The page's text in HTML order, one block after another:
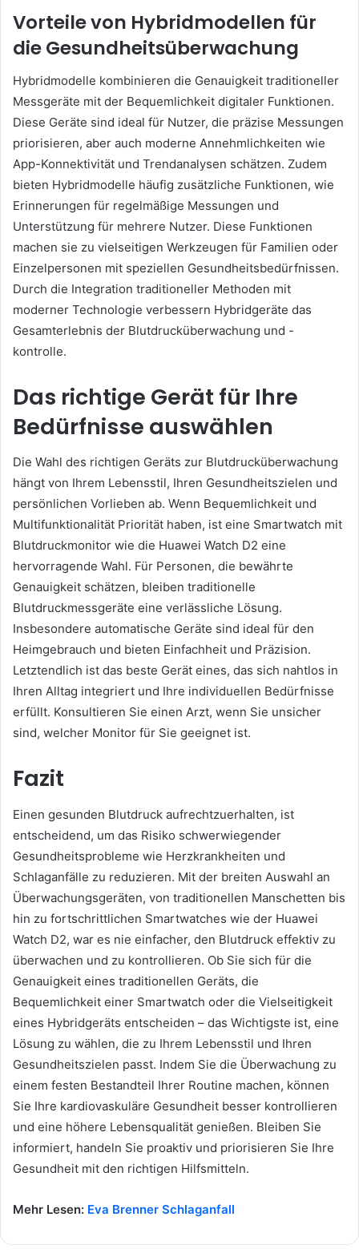
Vorteile von Hybridmodellen für
die Gesundheitsüberwachung
Hybridmodelle kombinieren die Genauigkeit traditioneller
Messgeräte mit der Bequemlichkeit digitaler Funktionen.
Diese Geräte sind ideal für Nutzer, die präzise Messungen
priorisieren, aber auch moderne Annehmlichkeiten wie
App-Konnektivität und Trendanalysen schätzen. Zudem
bieten Hybridmodelle häufig zusätzliche Funktionen, wie
Erinnerungen für regelmäßige Messungen und
Unterstützung für mehrere Nutzer. Diese Funktionen
machen sie zu vielseitigen Werkzeugen für Familien oder
Einzelpersonen mit speziellen Gesundheitsbedürfnissen.
Durch die Integration traditioneller Methoden mit
moderner Technologie verbessern Hybridgeräte das
Gesamterlebnis der Blutdrucküberwachung und -
kontrolle.
Das richtige Gerät für Ihre
Bedürfnisse auswählen
Die Wahl des richtigen Geräts zur Blutdrucküberwachung
hängt von Ihrem Lebensstil, Ihren Gesundheitszielen und
persönlichen Vorlieben ab. Wenn Bequemlichkeit und
Multifunktionalität Priorität haben, ist eine Smartwatch mit
Blutdruckmonitor wie die Huawei Watch D2 eine
hervorragende Wahl. Für Personen, die bewährte
Genauigkeit schätzen, bleiben traditionelle
Blutdruckmessgeräte eine verlässliche Lösung.
Insbesondere automatische Geräte sind ideal für den
Heimgebrauch und bieten Einfachheit und Präzision.
Letztendlich ist das beste Gerät eines, das sich nahtlos in
Ihren Alltag integriert und Ihre individuellen Bedürfnisse
erfüllt. Konsultieren Sie einen Arzt, wenn Sie unsicher
sind, welcher Monitor für Sie geeignet ist.
Fazit
Einen gesunden Blutdruck aufrechtzuerhalten, ist
entscheidend, um das Risiko schwerwiegender
Gesundheitsprobleme wie Herzkrankheiten und
Schlaganfälle zu reduzieren. Mit der breiten Auswahl an
Überwachungsgeräten, von traditionellen Manschetten bis
hin zu fortschrittlichen Smartwatches wie der Huawei
Watch D2, war es nie einfacher, den Blutdruck effektiv zu
überwachen und zu kontrollieren. Ob Sie sich für die
Genauigkeit eines traditionellen Geräts, die
Bequemlichkeit einer Smartwatch oder die Vielseitigkeit
eines Hybridgeräts entscheiden – das Wichtigste ist, eine
Lösung zu wählen, die zu Ihrem Lebensstil und Ihren
Gesundheitszielen passt. Indem Sie die Überwachung zu
einem festen Bestandteil Ihrer Routine machen, können
Sie Ihre kardiovaskuläre Gesundheit besser kontrollieren
und eine höhere Lebensqualität genießen. Bleiben Sie
informiert, handeln Sie proaktiv und priorisieren Sie Ihre
Gesundheit mit den richtigen Hilfsmitteln.
Mehr Lesen: Eva Brenner Schlaganfall